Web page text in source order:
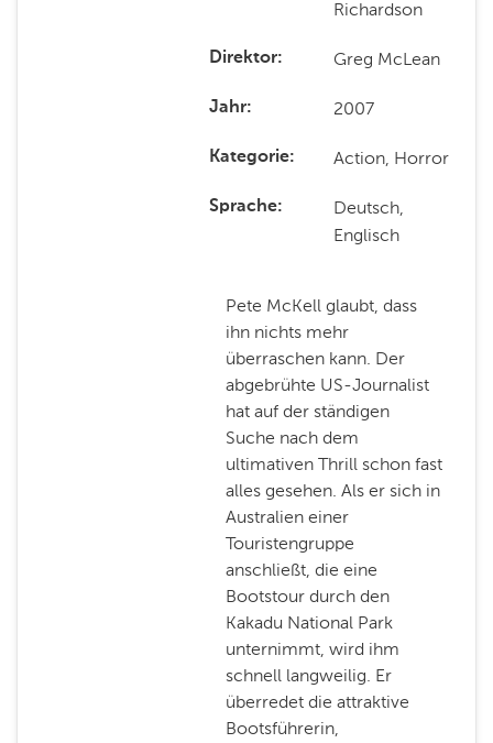
Richardson
Direktor Greg McLean
Jahr 2007
Kategorie Action, Horror
Sprache
Deutsch,
Englisch
Pete McKell glaubt, dass
ihn nichts mehr
überraschen kann. Der
abgebrühte US-Journalist
hat auf der ständigen
Suche nach dem
ultimativen Thrill schon fast
alles gesehen. Als er sich in
Australien einer
Touristengruppe
anschließt, die eine
Bootstour durch den
Kakadu National Park
unternimmt, wird ihm
schnell langweilig. Er
überredet die attraktive
Bootsführerin,